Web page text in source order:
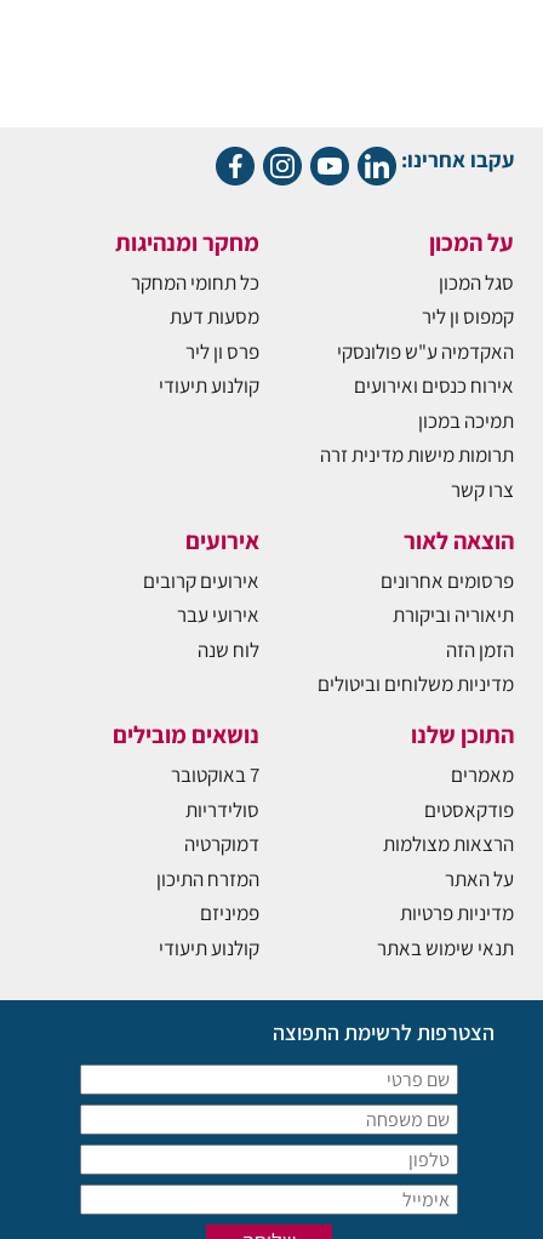
עקבו אחרינו:
על המכון
סגל המכון
קמפוס ון ליר
האקדמיה ע"ש פולונסקי
אירוח כנסים ואירועים
תמיכה במכון
תרומות מישות מדינית זרה
צרו קשר
מחקר ומנהיגות
כל תחומי המחקר
מסעות דעת
פרס ון ליר
קולנוע תיעודי
הוצאה לאור
פרסומים אחרונים
תיאוריה וביקורת
הזמן הזה
מדיניות משלוחים וביטולים
אירועים
אירועים קרובים
אירועי עבר
לוח שנה
התוכן שלנו
מאמרים
פודקאסטים
הרצאות מצולמות
על האתר
מדיניות פרטיות
תנאי שימוש באתר
נושאים מובילים
7 באוקטובר
סולידריות
דמוקרטיה
המזרח התיכון
פמיניזם
קולנוע תיעודי
הצטרפות לרשימת התפוצה